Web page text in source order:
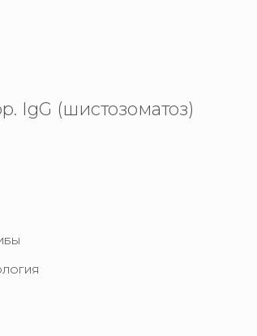
IgG (шистозоматоз)